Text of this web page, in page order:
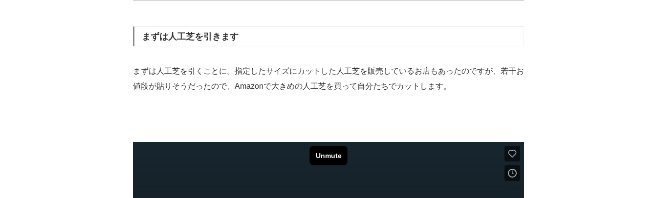
まずは人工芝を引きます
まずは人工芝を引くことに。指定したサイズにカットした人工芝を販売しているお店もあったのですが、若干お
値段が貼りそうだったので、Amazonで大きめの人工芝を買って自分たちでカットします。